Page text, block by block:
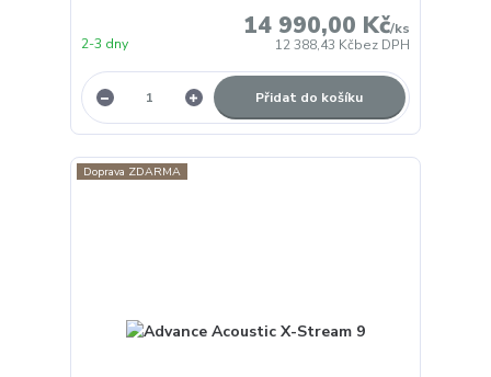
14 990,00 Kč/ks
12 388,43 Kčbez DPH
2-3 dny
Přidat do košíku
Doprava ZDARMA